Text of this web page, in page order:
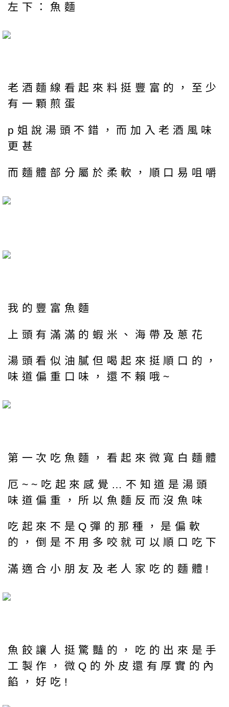
左下：魚麵
老酒麵線看起來料挺豐富的，至少
有一顆煎蛋
p姐說湯頭不錯，而加入老酒風味
更甚
而麵體部分屬於柔軟，順口易咀嚼
我的豐富魚麵
上頭有滿滿的蝦米、海帶及蔥花
湯頭看似油膩但喝起來挺順口的，
味道偏重口味，還不賴哦~
第一次吃魚麵，看起來微寬白麵體
厄~~吃起來感覺…不知道是湯頭
味道偏重，所以魚麵反而沒魚味
吃起來不是Q彈的那種，是偏軟
的，倒是不用多咬就可以順口吃下
滿適合小朋友及老人家吃的麵體!
魚餃讓人挺驚豔的，吃的出來是手
工製作，微Q的外皮還有厚實的內
餡，好吃!